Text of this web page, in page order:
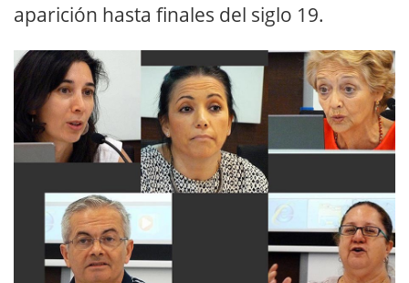
aparición hasta finales del siglo 19.